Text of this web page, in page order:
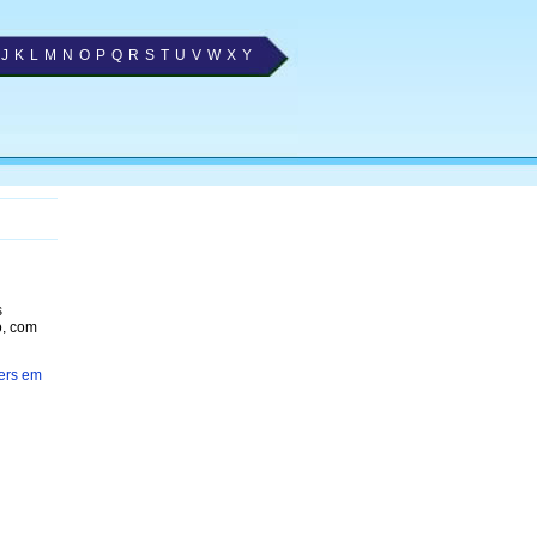
J K L M N O P Q R S T U V W X Y
com
em